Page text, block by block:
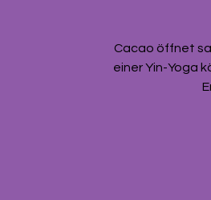
Cacao öffnet
einer Yin-Yoga